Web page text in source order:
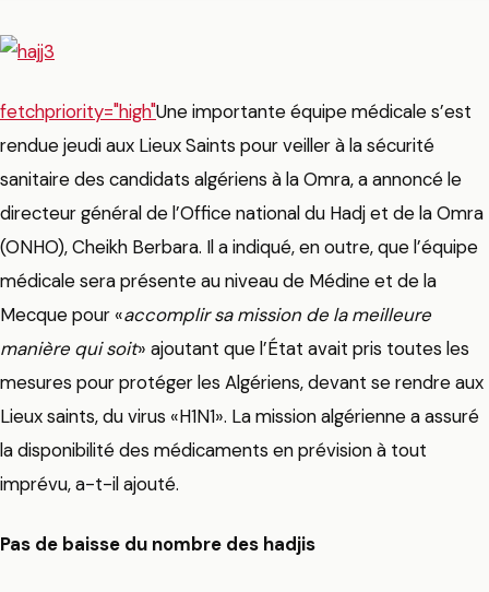
fetchpriority="high"Une importante équipe médicale s’est
rendue jeudi aux Lieux Saints pour veiller à la sécurité
sanitaire des candidats algériens à la Omra, a annoncé le
directeur général de l’Office national du Hadj et de la Omra
(ONHO), Cheikh Berbara. Il a indiqué, en outre, que l’équipe
médicale sera présente au niveau de Médine et de la
Mecque pour «accomplir sa mission de la meilleure
manière qui soit» ajoutant que l’État avait pris toutes les
mesures pour protéger les Algériens, devant se rendre aux
Lieux saints, du virus «H1N1». La mission algérienne a assuré
la disponibilité des médicaments en prévision à tout
imprévu, a-t-il ajouté.
Pas de baisse du nombre des hadjis